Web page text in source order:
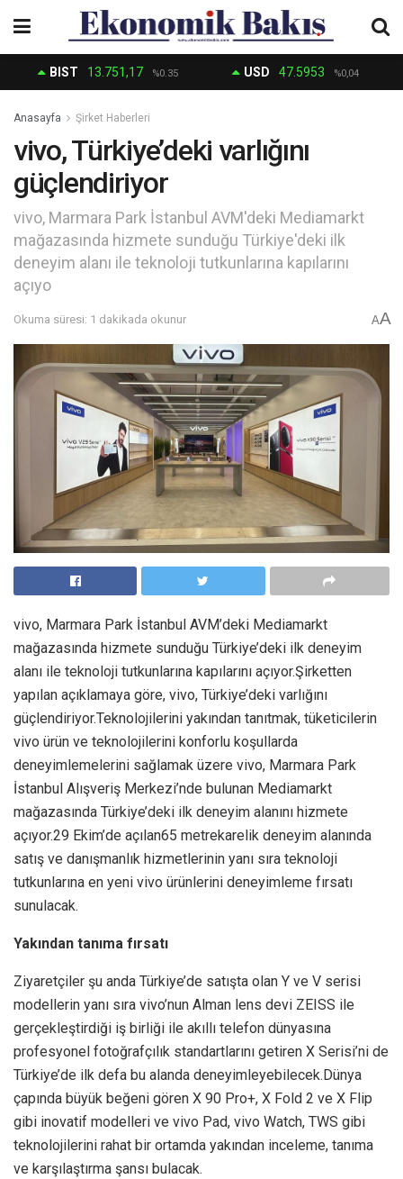
BIST 13.751,17 %0.35 USD 47.5953 %0,04
Anasayfa Şirket Haberleri
vivo, Türkiye’deki varlığını
güçlendiriyor
vivo, Marmara Park İstanbul AVM'deki Mediamarkt
mağazasında hizmete sunduğu Türkiye'deki ilk
deneyim alanı ile teknoloji tutkunlarına kapılarını
açıyo
Okuma süresi: 1 dakikada okunur AA
vivo, Marmara Park İstanbul AVM’deki Mediamarkt
mağazasında hizmete sunduğu Türkiye’deki ilk deneyim
alanı ile teknoloji tutkunlarına kapılarını açıyor.Şirketten
yapılan açıklamaya göre, vivo, Türkiye’deki varlığını
güçlendiriyor.Teknolojilerini yakından tanıtmak, tüketicilerin
vivo ürün ve teknolojilerini konforlu koşullarda
deneyimlemelerini sağlamak üzere vivo, Marmara Park
İstanbul Alışveriş Merkezi’nde bulunan Mediamarkt
mağazasında Türkiye’deki ilk deneyim alanını hizmete
açıyor.29 Ekim’de açılan65 metrekarelik deneyim alanında
satış ve danışmanlık hizmetlerinin yanı sıra teknoloji
tutkunlarına en yeni vivo ürünlerini deneyimleme fırsatı
sunulacak.
Yakından tanıma fırsatı
Ziyaretçiler şu anda Türkiye’de satışta olan Y ve V serisi
modellerin yanı sıra vivo’nun Alman lens devi ZEISS ile
gerçekleştirdiği iş birliği ile akıllı telefon dünyasına
profesyonel fotoğrafçılık standartlarını getiren X Serisi’ni de
Türkiye’de ilk defa bu alanda deneyimleyebilecek.Dünya
çapında büyük beğeni gören X 90 Pro+, X Fold 2 ve X Flip
gibi inovatif modelleri ve vivo Pad, vivo Watch, TWS gibi
teknolojilerini rahat bir ortamda yakından inceleme, tanıma
ve karşılaştırma şansı bulacak.